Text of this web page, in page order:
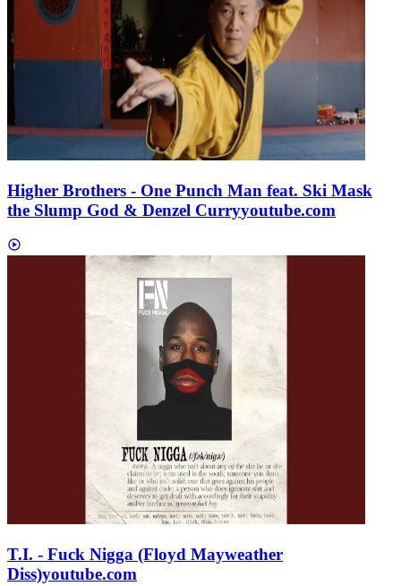
Higher Brothers - One Punch Man feat. Ski Mask
the Slump God & Denzel Curryyoutube.com
T.I. - Fuck Nigga (Floyd Mayweather
Diss)youtube.com